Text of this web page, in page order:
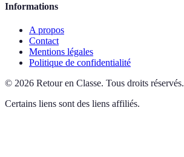
Informations
A propos
Contact
Mentions légales
Politique de confidentialité
© 2026 Retour en Classe. Tous droits réservés.
Certains liens sont des liens affiliés.